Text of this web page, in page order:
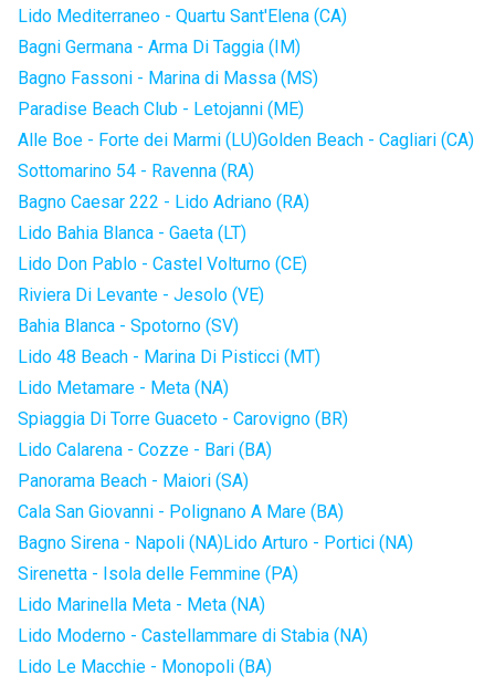
Lido Mediterraneo - Quartu Sant'Elena (CA)
Bagni Germana - Arma Di Taggia (IM)
Bagno Fassoni - Marina di Massa (MS)
Paradise Beach Club - Letojanni (ME)
Alle Boe - Forte dei Marmi (LU)Golden Beach - Cagliari (CA)
Sottomarino 54 - Ravenna (RA)
Bagno Caesar 222 - Lido Adriano (RA)
Lido Bahia Blanca - Gaeta (LT)
Lido Don Pablo - Castel Volturno (CE)
Riviera Di Levante - Jesolo (VE)
Bahia Blanca - Spotorno (SV)
Lido 48 Beach - Marina Di Pisticci (MT)
Lido Metamare - Meta (NA)
Spiaggia Di Torre Guaceto - Carovigno (BR)
Lido Calarena - Cozze - Bari (BA)
Panorama Beach - Maiori (SA)
Cala San Giovanni - Polignano A Mare (BA)
Bagno Sirena - Napoli (NA)Lido Arturo - Portici (NA)
Sirenetta - Isola delle Femmine (PA)
Lido Marinella Meta - Meta (NA)
Lido Moderno - Castellammare di Stabia (NA)
Lido Le Macchie - Monopoli (BA)